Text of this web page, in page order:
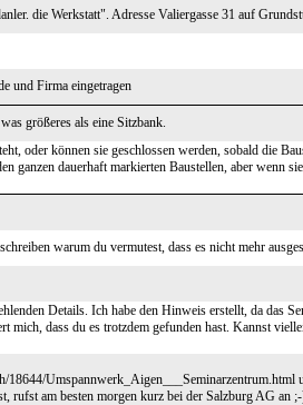
die Werkstatt". Adresse Valiergasse 31 auf
und Firma eingetragen
größeres als eine Sitzbank.
oder können sie geschlossen werden, sobald die
ganzen dauerhaft markierten Baustellen, aber wenn
warum du vermutest, dass es nicht mehr
Details. Ich habe den Hinweis erstellt, da das
mich, dass du es trotzdem gefunden hast. Kannst
18644/Umspannwerk_Aigen___Seminarzentrum.html
rufst am besten morgen kurz bei der Salzburg AG an